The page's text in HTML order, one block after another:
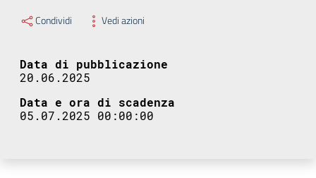
Condividi Vedi azioni
Data di pubblicazione
20.06.2025
Data e ora di scadenza
05.07.2025 00:00:00